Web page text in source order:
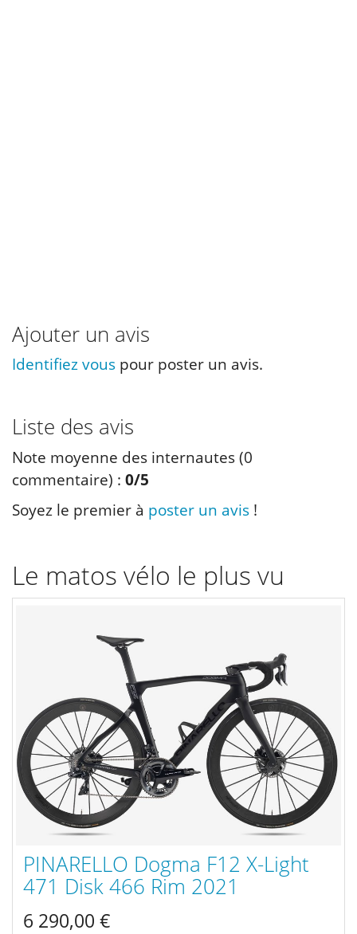
Ajouter un avis
Identifiez vous pour poster un avis.
Liste des avis
Note moyenne des internautes (0
commentaire) : 0/5
Soyez le premier à poster un avis !
Le matos vélo le plus vu
PINARELLO Dogma F12 X-Light
471 Disk 466 Rim 2021
6 290,00 €